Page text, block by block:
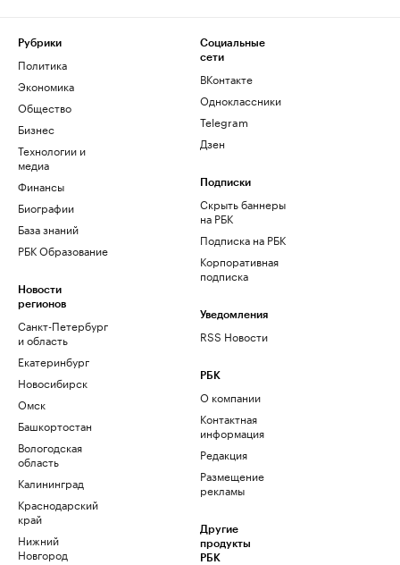
Рубрики
Политика
Экономика
Общество
Бизнес
Технологии и
медиа
Финансы
Биографии
База знаний
РБК Образование
Новости
регионов
Санкт-Петербург
и область
Екатеринбург
Новосибирск
Омск
Башкортостан
Вологодская
область
Калининград
Краснодарский
край
Нижний
Новгород
Социальные
сети
ВКонтакте
Одноклассники
Telegram
Дзен
Подписки
Скрыть баннеры
на РБК
Подписка на РБК
Корпоративная
подписка
Уведомления
RSS Новости
РБК
О компании
Контактная
информация
Редакция
Размещение
рекламы
Другие
продукты
РБК